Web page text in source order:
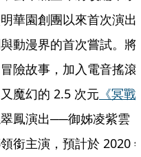
華園創團以來首次演出
動漫界的首次嘗試。將
險故事，加入電音搖滾
魔幻的 2.5 次元 《冥戰
鳳演出──御姊凌紫雲
銜主演，預計於 2020